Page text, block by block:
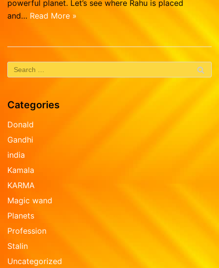
Meenam
powerful planet. Let’s see where Rahu is placed
and… Read More »
Categories
Donald
Gandhi
india
Kamala
KARMA
Magic wand
Planets
Profession
Stalin
Uncategorized